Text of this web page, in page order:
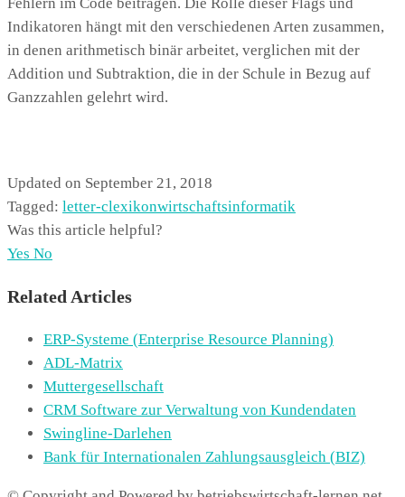
Indikatoren hängt mit den verschiedenen Arten zusammen,
in denen arithmetisch binär arbeitet, verglichen mit der
Addition und Subtraktion, die in der Schule in Bezug auf
Ganzzahlen gelehrt wird.
Updated on September 21, 2018
Tagged: letter-clexikonwirtschaftsinformatik
Was this article helpful?
Yes No
Related Articles
ERP-Systeme (Enterprise Resource Planning)
ADL-Matrix
Muttergesellschaft
CRM Software zur Verwaltung von Kundendaten
Swingline-Darlehen
Bank für Internationalen Zahlungsausgleich (BIZ)